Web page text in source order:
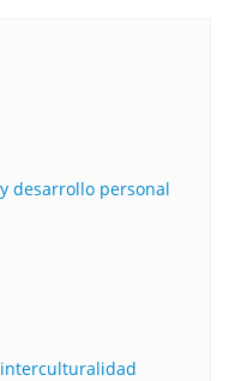
desarrollo personal